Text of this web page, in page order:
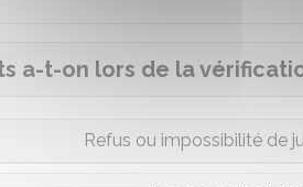
a-t-on lors de la
Refus ou impossibilité de